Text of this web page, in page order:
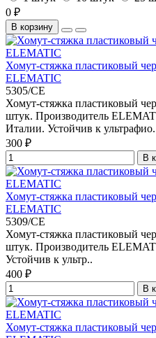
0 ₽
В корзину
Хомут-стяжка пластиковый
ELEMATIC
5305/CE
Хомут-стяжка пластиковый
штук. Производитель
Италии. Устойчив к
300 ₽
В
Хомут-стяжка пластиковый
ELEMATIC
5309/CE
Хомут-стяжка пластиковый
штук. Производитель
Устойчив к ультр..
400 ₽
В
Хомут-стяжка пластиковый